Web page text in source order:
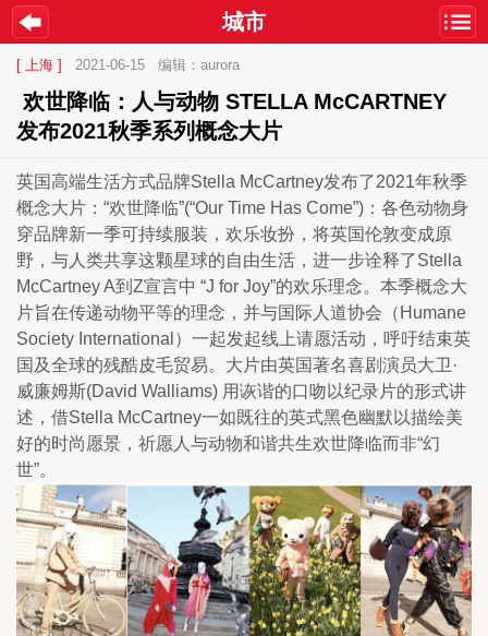
城市
[ 上海 ] 2021-06-15 编辑：aurora
发布2021秋季系列概念大片
英国高端生活方式品牌Stella McCartney发布了2021年秋季
概念大片：“欢世降临”(“Our Time Has Come”)：各色动物身
穿品牌新一季可持续服装，欢乐妆扮，将英国伦敦变成原
野，与人类共享这颗星球的自由生活，进一步诠释了Stella
McCartney A到Z宣言中 “J for Joy”的欢乐理念。本季概念大
片旨在传递动物平等的理念，并与国际人道协会（Humane
Society International）一起发起线上请愿活动，呼吁结束英
国及全球的残酷皮毛贸易。大片由英国著名喜剧演员大卫·
威廉姆斯(David Walliams) 用诙谐的口吻以纪录片的形式讲
述，借Stella McCartney一如既往的英式黑色幽默以描绘美
好的时尚愿景，祈愿人与动物和谐共生欢世降临而非“幻
世”。